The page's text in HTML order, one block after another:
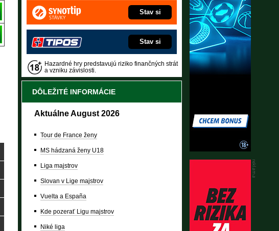
Stav si
Stav si
Hazardné hry predstavujú riziko finančných strát
a vzniku závislosti.
DÔLEŽITÉ INFORMÁCIE
Aktuálne August 2026
Tour de France ženy
MS hádzaná ženy U18
Liga majstrov
Slovan v Lige majstrov
Vuelta a España
Kde pozerať Ligu majstrov
Niké liga